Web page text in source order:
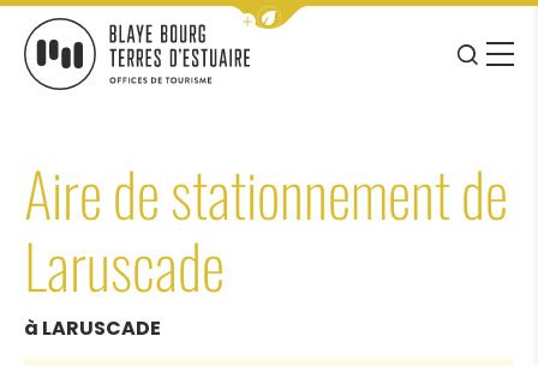
Afficher la barre de navigation
JE
MENU
Aire de stationnement de
Laruscade
à LARUSCADE